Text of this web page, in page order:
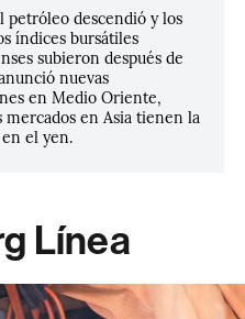
petróleo descendió y los
índices bursátiles
subieron después de
nuevas
en Medio Oriente,
mercados en Asia tienen la
el yen.
Línea